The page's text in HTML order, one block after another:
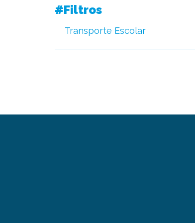
#Filtros
Transporte Escolar